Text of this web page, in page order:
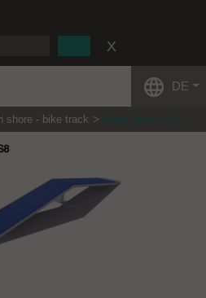
DE
shore - bike track North Shore NS8